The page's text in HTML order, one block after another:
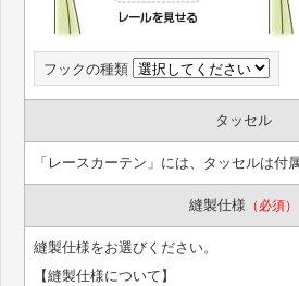
フックの種類
タッセル
「レースカーテン」には、タッセルは付
縫製仕様 （必須）
縫製仕様をお選びください。
【縫製仕様について】